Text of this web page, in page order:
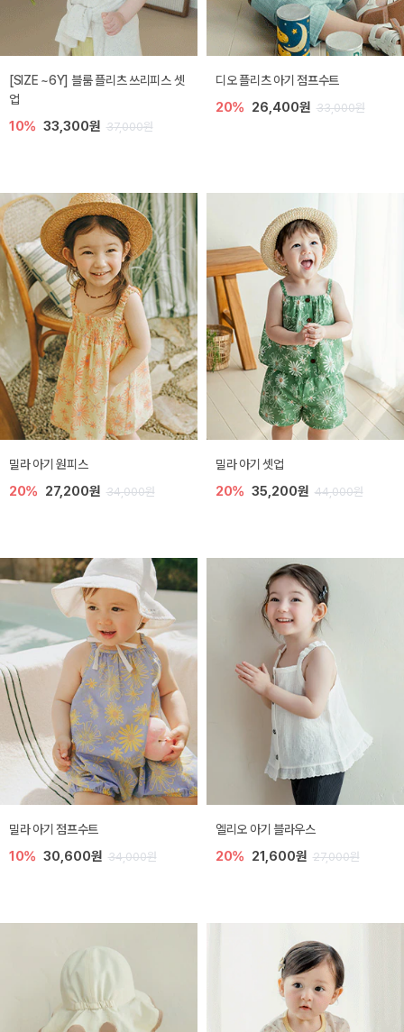
[SIZE ~6Y] 블룸 플리츠 쓰리피스 셋
업
10% 33,300원 37,000원
디오 플리츠 아기 점프수트
20% 26,400원 33,000원
밀라 아기 원피스
20% 27,200원 34,000원
밀라 아기 셋업
20% 35,200원 44,000원
밀라 아기 점프수트
10% 30,600원 34,000원
엘리오 아기 블라우스
20% 21,600원 27,000원